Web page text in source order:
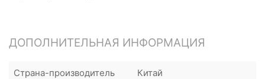
ДОПОЛНИТЕЛЬНАЯ ИНФОРМАЦИЯ
Страна-производитель Китай